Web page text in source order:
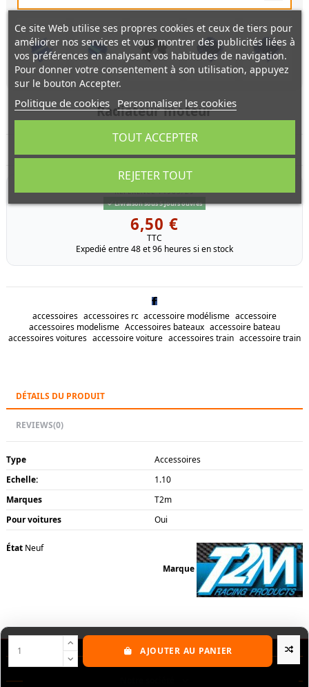
Radiateur moteur
RÉFÉRENCE T4965/29
Livraison sous 5 jours ouvrés
6,50 €
TTC
Expedié entre 48 et 96 heures si en stock
AJOUTER AU PANIER
accessoires accessoires rc accessoire modélisme accessoire
accessoires modelisme Accessoires bateaux accessoire bateau
accessoires voitures accessoire voiture accessoires train accessoire train
DÉTAILS DU PRODUIT
REVIEWS(0)
Type
Accessoires
Echelle:
1.10
Marques
T2m
Pour voitures
Oui
Marque
État Neuf
Nos produits
Ce site Web utilise ses propres cookies et ceux de tiers pour
améliorer nos services et vous montrer des publicités liées à
vos préférences en analysant vos habitudes de navigation.
Pour donner votre consentement à son utilisation, appuyez
sur le bouton Accepter.
Politique de cookies Personnaliser les cookies
REJETER TOUT
TOUT ACCEPTER